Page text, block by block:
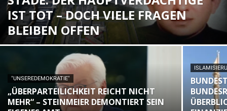
IST TOT – DOCH VIELE FRAGEN
BLEIBEN OFFEN
"UNSEREDEMOKRATIE"
„ÜBERPARTEILICHKEIT REICHT NICHT
MEHR“ – STEINMEIER DEMONTIERT SEIN